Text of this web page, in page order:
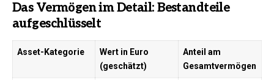
Das Vermögen im Detail: Bestandteile
aufgeschlüsselt
Asset-Kategorie
Wert in Euro
(geschätzt)
Anteil am
Gesamtvermögen